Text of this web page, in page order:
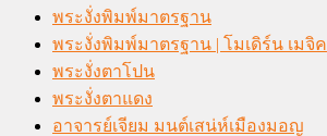
พระงั่งพิมพ์มาตรฐาน
พระงั่งพิมพ์มาตรฐาน | โมเดิร์น เมจิค
พระงั่งตาโปน
พระงั่งตาแดง
อาจารย์เจียม มนต์เสน่ห์เมืองมอญ